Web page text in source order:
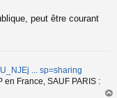
peut être courant
... sp=sharing
France, SAUF PARIS :